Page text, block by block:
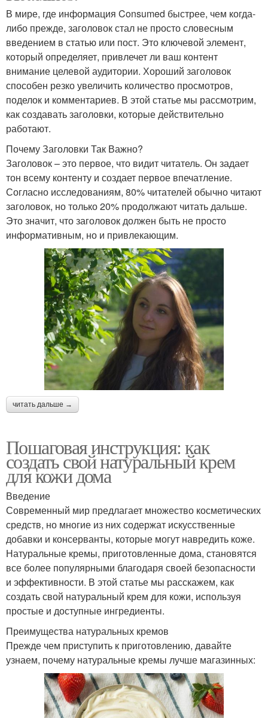
В мире, где информация Consumed быстрее, чем когда-
либо прежде, заголовок стал не просто словесным
введением в статью или пост. Это ключевой элемент,
который определяет, привлечет ли ваш контент
внимание целевой аудитории. Хороший заголовок
способен резко увеличить количество просмотров,
поделок и комментариев. В этой статье мы рассмотрим,
как создавать заголовки, которые действительно
работают.
Почему Заголовки Так Важно?
Заголовок – это первое, что видит читатель. Он задает
тон всему контенту и создает первое впечатление.
Согласно исследованиям, 80% читателей обычно читают
заголовок, но только 20% продолжают читать дальше.
Это значит, что заголовок должен быть не просто
информативным, но и привлекающим.
читать дальше →
Пошаговая инструкция: как
создать свой натуральный крем
для кожи дома
Введение
Современный мир предлагает множество косметических
средств, но многие из них содержат искусственные
добавки и консерванты, которые могут навредить коже.
Натуральные кремы, приготовленные дома, становятся
все более популярными благодаря своей безопасности
и эффективности. В этой статье мы расскажем, как
создать свой натуральный крем для кожи, используя
простые и доступные ингредиенты.
Преимущества натуральных кремов
Прежде чем приступить к приготовлению, давайте
узнаем, почему натуральные кремы лучше магазинных: